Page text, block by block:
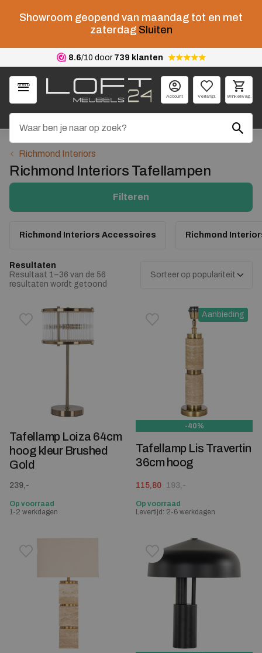
Showroom geopend van maandag tot en met
zaterdag Sluiten
8.6/10 door 739 klanten
Menu
Account Verlangl. Winkelwag.
Richmond Interiors
Richmond Interiors Tafellampen
Filteren
Richmond Interiors Accessoires Richmond
Resultaten
Resultaat 1–36 van de 56
resultaten wordt getoond
Toevoegen aan verlanglijstje
Verwijderen van verlanglijst
Tafellamp Loiza 64cm
hoog kleur Brushed
Gold
239,-
Op voorraad
1-2 werkdagen
Aanbieding
Toevoegen aan
Verwijderen van verlanglijst
-40%
Tafellamp Lis Travertin
36cm hoog
193,-
Oorspronkelijke prijs was: 193,-.
115,80
Huidige prijs is: 115,80.
Op voorraad
Levertijd: 2-6 werkdagen
Toevoegen aan verlanglijstje
Verwijderen van verlanglijst Toevoegen aan
Verwijderen van verlanglijst